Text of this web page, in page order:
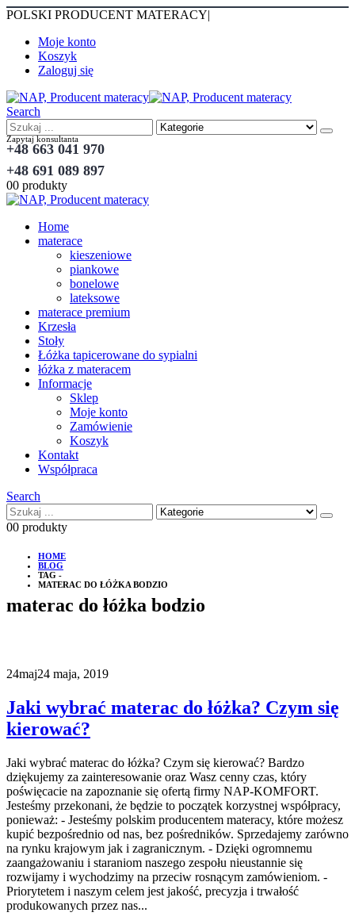
POLSKI PRODUCENT MATERACY|
Moje konto
Koszyk
Zaloguj się
Search
Zapytaj konsultanta
+48 663 041 970
+48 691 089 897
00 produkty
Home
materace
kieszeniowe
piankowe
bonelowe
lateksowe
materace premium
Krzesła
Stoły
Łóżka tapicerowane do sypialni
łóżka z materacem
Informacje
Sklep
Moje konto
Zamówienie
Koszyk
Kontakt
Współpraca
Search
00 produkty
HOME
BLOG
TAG -
MATERAC DO ŁÓŻKA BODZIO
materac do łóżka bodzio
24maj24 maja, 2019
Jaki wybrać materac do łóżka? Czym się
kierować?
Jaki wybrać materac do łóżka? Czym się kierować? Bardzo
dziękujemy za zainteresowanie oraz Wasz cenny czas, który
poświęcacie na zapoznanie się ofertą firmy NAP-KOMFORT.
Jesteśmy przekonani, że będzie to początek korzystnej współpracy,
ponieważ: - Jesteśmy polskim producentem materacy, które możesz
kupić bezpośrednio od nas, bez pośredników. Sprzedajemy zarówno
na rynku krajowym jak i zagranicznym. - Dzięki ogromnemu
zaangażowaniu i staraniom naszego zespołu nieustannie się
rozwijamy i wychodzimy na przeciw rosnącym zamówieniom. -
Priorytetem i naszym celem jest jakość, precyzja i trwałość
produkowanych przez nas...